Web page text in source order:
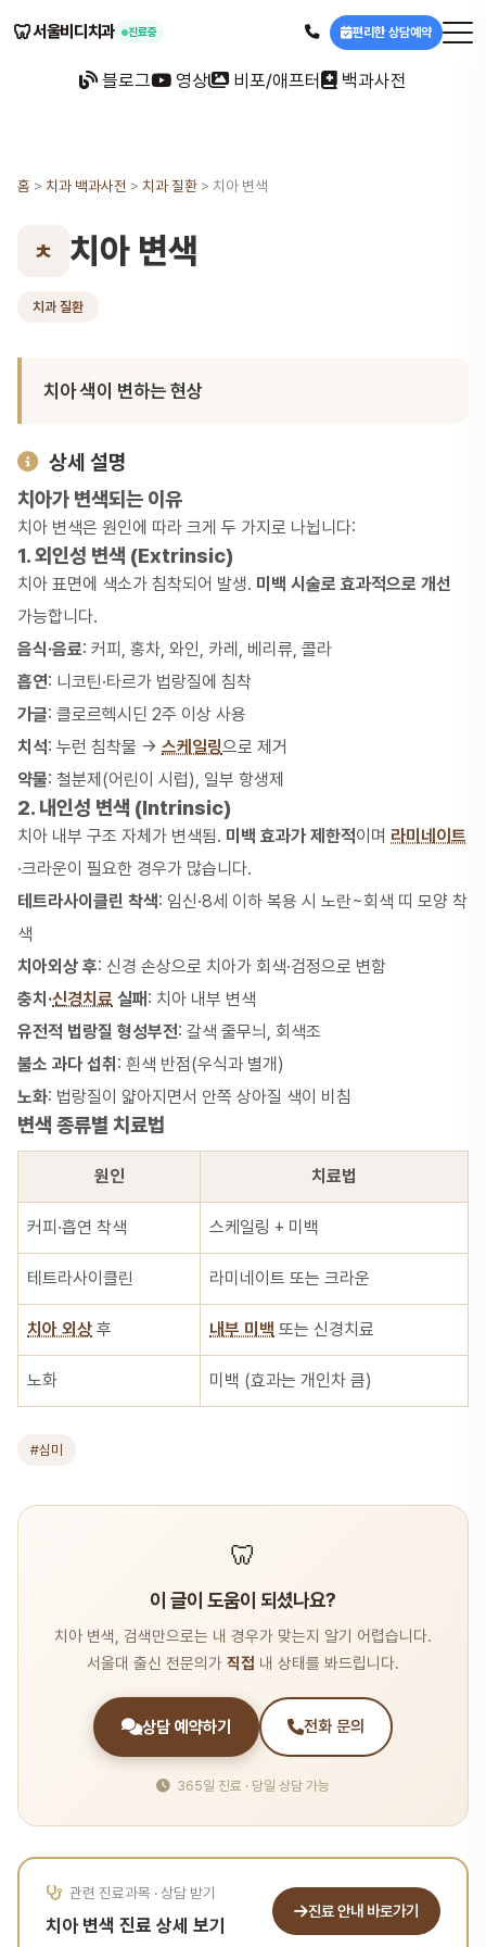
🦷서울비디치과 진료중 편리한 상담예약
블로그 영상 비포/애프터 백과사전
홈 > 치과 백과사전 > 치과 질환 > 치아 변색
ㅊ 치아 변색
치과 질환
치아 색이 변하는 현상
상세 설명
치아가 변색되는 이유
치아 변색은 원인에 따라 크게 두 가지로 나뉩니다:
1. 외인성 변색 (Extrinsic)
치아 표면에 색소가 침착되어 발생. 미백 시술로 효과적으로 개선
가능합니다.
음식·음료: 커피, 홍차, 와인, 카레, 베리류, 콜라
흡연: 니코틴·타르가 법랑질에 침착
가글: 클로르헥시딘 2주 이상 사용
치석: 누런 침착물 → 스케일링으로 제거
약물: 철분제(어린이 시럽), 일부 항생제
2. 내인성 변색 (Intrinsic)
치아 내부 구조 자체가 변색됨. 미백 효과가 제한적이며 라미네이트
·크라운이 필요한 경우가 많습니다.
테트라사이클린 착색: 임신·8세 이하 복용 시 노란~회색 띠 모양 착
색
치아외상 후: 신경 손상으로 치아가 회색·검정으로 변함
충치·신경치료 실패 : 치아 내부 변색
유전적 법랑질 형성부전: 갈색 줄무늬, 회색조
불소 과다 섭취 : 흰색 반점(우식과 별개)
노화: 법랑질이 얇아지면서 안쪽 상아질 색이 비침
변색 종류별 치료법
원인 치료법
커피·흡연 착색 스케일링 + 미백
테트라사이클린 라미네이트 또는 크라운
치아 외상 후 내부 미백 또는 신경치료
노화 미백 (효과는 개인차 큼)
#심미
🦷
이 글이 도움이 되셨나요?
치아 변색, 검색만으로는 내 경우가 맞는지 알기 어렵습니다.
서울대 출신 전문의가 직접 내 상태를 봐드립니다.
상담 예약하기 전화 문의
365일 진료 · 당일 상담 가능
관련 진료과목 · 상담 받기
치아 변색 진료 상세 보기
진료 안내 바로가기